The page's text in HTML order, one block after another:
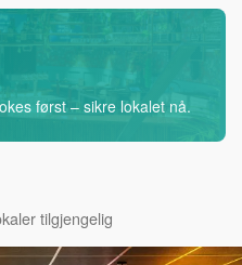
først – sikre lokalet nå.
tilgjengelig